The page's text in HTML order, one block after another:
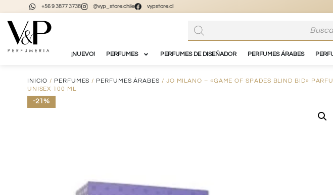
+56 9 3877 3738 @vyp_store.chile vypstore.cl
¡NUEVO! PERFUMES PERFUMES DE DISEÑADOR PERFUMES ÁRABES
INICIO / PERFUMES / PERFUMES ÁRABES / JO MILANO – «GAME OF SPADES BLIND BID»
UNISEX 100 ML
-21%